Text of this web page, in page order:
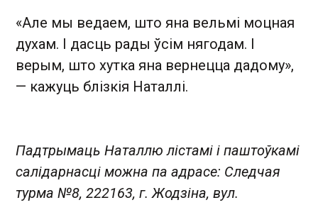
«Але мы ведаем, што яна вельмі моцная
духам. І дасць рады ўсім нягодам. І
верым, што хутка яна вернецца дадому»,
— кажуць блізкія Наталлі.
Падтрымаць Наталлю лістамі і паштоўкамі
салідарнасці можна па адрасе: Следчая
турма №8, 222163, г. Жодзіна, вул.